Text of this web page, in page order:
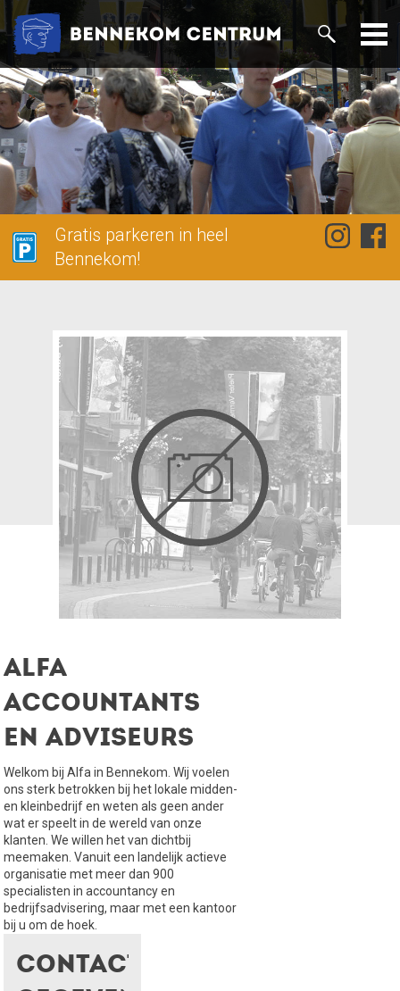
Gratis parkeren in heel
Bennekom!
Alfa
accountants
en adviseurs
Welkom bij Alfa in Bennekom. Wij voelen
ons sterk betrokken bij het lokale midden-
en kleinbedrijf en weten als geen ander
wat er speelt in de wereld van onze
klanten. We willen het van dichtbij
meemaken. Vanuit een landelijk actieve
organisatie met meer dan 900
specialisten in accountancy en
bedrijfsadvisering, maar met een kantoor
bij u om de hoek.
Contact